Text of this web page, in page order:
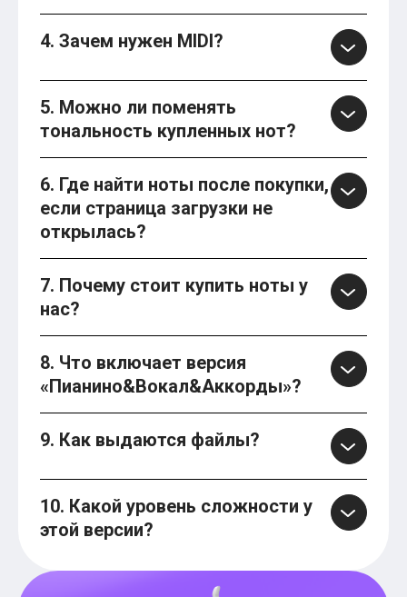
4. Зачем нужен MIDI?
5. Можно ли поменять
тональность купленных нот?
6. Где найти ноты после покупки,
если страница загрузки не
открылась?
7. Почему стоит купить ноты у
нас?
8. Что включает версия
«Пианино&Вокал&Аккорды»?
9. Как выдаются файлы?
10. Какой уровень сложности у
этой версии?